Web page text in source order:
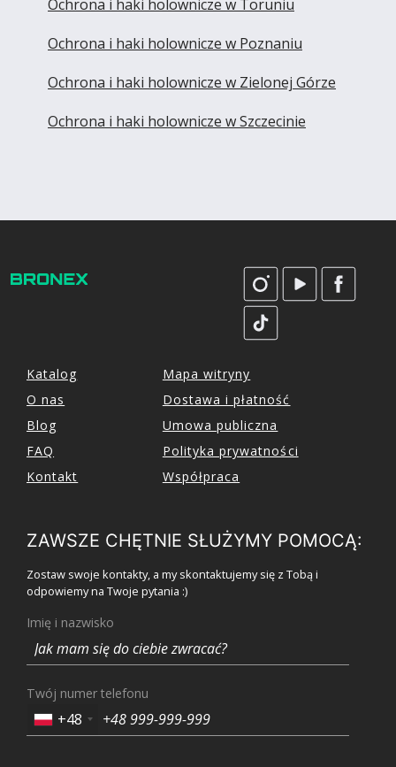
Ochrona i haki holownicze w Toruniu
Ochrona i haki holownicze w Poznaniu
Ochrona i haki holownicze w Zielonej Górze
Ochrona i haki holownicze w Szczecinie
Katalog
O nas
Blog
FAQ
Kontakt
Mapa witryny
Dostawa i płatność
Umowa publiczna
Polityka prywatności
Współpraca
ZAWSZE CHĘTNIE SŁUŻYMY POMOCĄ:
Zostaw swoje kontakty, a my skontaktujemy się z Tobą i
odpowiemy na Twoje pytania :)
Imię i nazwisko
Twój numer telefonu
+48